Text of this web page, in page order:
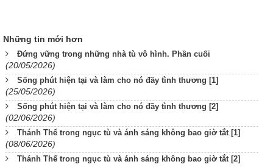
Những tin mới hơn
Đứng vững trong những nhà tù vô hình. Phần cuối
(20/05/2026)
Sống phút hiện tại và làm cho nó đầy tình thương [1]
(25/05/2026)
Sống phút hiện tại và làm cho nó đầy tình thương [2]
(02/06/2026)
Thánh Thể trong ngục tù và ánh sáng không bao giờ tắt [1]
(08/06/2026)
Thánh Thể trong ngục tù và ánh sáng không bao giờ tắt [2]